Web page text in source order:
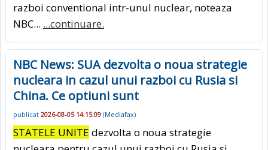
razboi conventional intr-unul nuclear, noteaza
NBC... ...continuare.
NBC News: SUA dezvolta o noua strategie
nucleara in cazul unui razboi cu Rusia si
China. Ce optiuni sunt
publicat 2026-08-05 14:15:09 (Mediafax)
STATELE UNITE dezvolta o noua strategie